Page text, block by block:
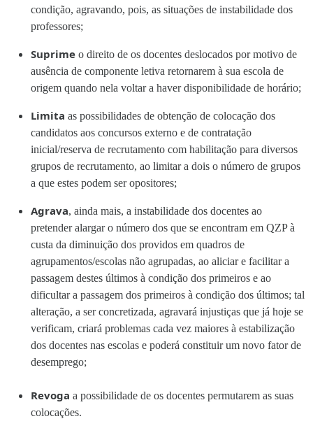
condição, agravando, pois, as situações de instabilidade dos
professores;
Suprime o direito de os docentes deslocados por motivo de
ausência de componente letiva retornarem à sua escola de
origem quando nela voltar a haver disponibilidade de horário;
Limita as possibilidades de obtenção de colocação dos
candidatos aos concursos externo e de contratação
inicial/reserva de recrutamento com habilitação para diversos
grupos de recrutamento, ao limitar a dois o número de grupos
a que estes podem ser opositores;
Agrava, ainda mais, a instabilidade dos docentes ao
pretender alargar o número dos que se encontram em QZP à
custa da diminuição dos providos em quadros de
agrupamentos/escolas não agrupadas, ao aliciar e facilitar a
passagem destes últimos à condição dos primeiros e ao
dificultar a passagem dos primeiros à condição dos últimos; tal
alteração, a ser concretizada, agravará injustiças que já hoje se
verificam, criará problemas cada vez maiores à estabilização
dos docentes nas escolas e poderá constituir um novo fator de
desemprego;
Revoga a possibilidade de os docentes permutarem as suas
colocações.